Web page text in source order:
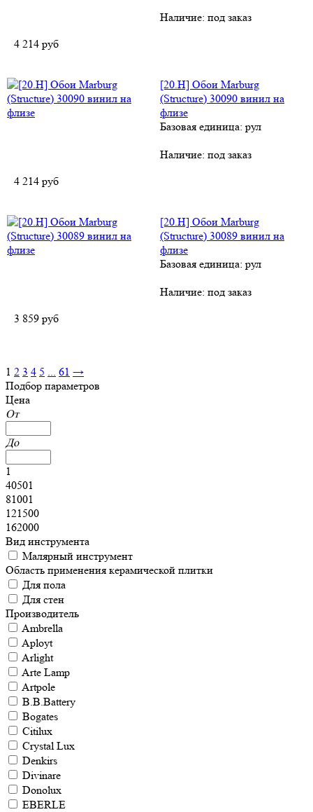
Наличие: под заказ
4 214 руб
[20.H] Обои Marburg
(Structure) 30090 винил на
флизе
Базовая единица: рул
Наличие: под заказ
4 214 руб
[20.H] Обои Marburg
(Structure) 30089 винил на
флизе
Базовая единица: рул
Наличие: под заказ
3 859 руб
1 2 3 4 5 ... 61 →
Подбор параметров
Цена
От
До
1
40501
81001
121500
162000
Вид инструмента
Малярный инструмент
Область применения керамической плитки
Для пола
Для стен
Производитель
Ambrella
Aployt
Arlight
Arte Lamp
Artpole
B.B.Battery
Bogates
Citilux
Crystal Lux
Denkirs
Divinare
Donolux
EBERLE